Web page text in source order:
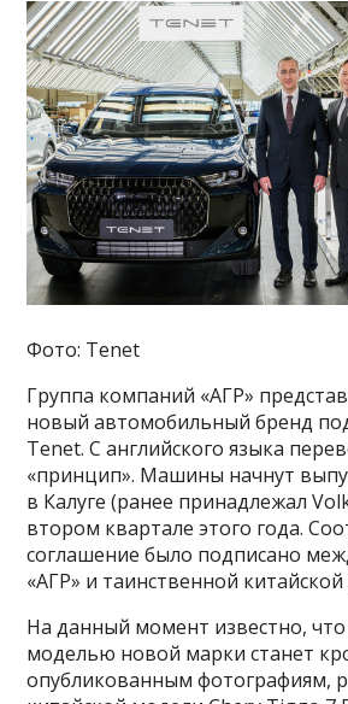
Фото: Tenet
Группа компаний «АГР»
новый автомобильный бренд
Tenet. С английского языка
«принцип». Машины начнут
в Калуге (ранее принадлежал
втором квартале этого года.
соглашение было подписано
«АГР» и таинственной
На данный момент известно,
моделью новой марки станет
опубликованным фотографиям,